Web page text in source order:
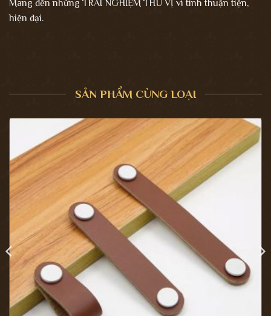
Mang đến những TRẢI NGHIỆM THÚ VỊ vì tính thuận tiện,
hiện đại.
SẢN PHẨM CÙNG LOẠI